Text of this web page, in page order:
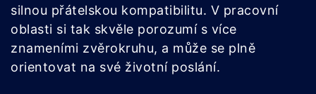
silnou přátelskou kompatibilitu. V pracovní
oblasti si tak skvěle porozumí s více
znameními zvěrokruhu, a může se plně
orientovat na své životní poslání.